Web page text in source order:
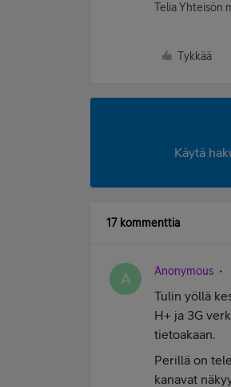
Telia Yhteisön
Tykkää
Käytä
17 kommenttia
A Anonymous
Tulin yöllä
H+ ja 3G
tietoakaan.
Perillä on
kanavat